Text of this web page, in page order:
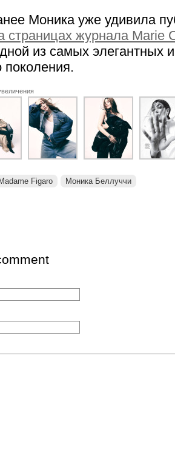
Моника уже удивила
страницах журнала Marie
из самых элегантных
поколения.
Madame Figaro Моника Беллуччи